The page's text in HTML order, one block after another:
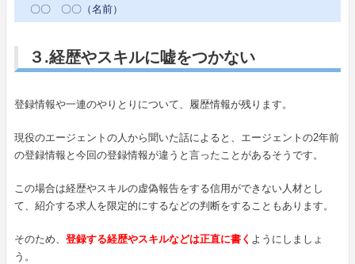
〇〇 〇〇（名前）
３.経歴やスキルに嘘をつかない
登録情報や一連のやりとりについて、履歴情報が残ります。
現役のエージェントの人から聞いた話によると、エージェントの2年前
の登録情報と今回の登録情報が違うと言ったことがあるそうです。
この場合は経歴やスキルの虚偽報告をする信用ができない人材とし
て、紹介する求人を限定的にするなどの判断をすることもあります。
そのため、 登録する経歴やスキルなどは正直に書く ようにしましょ
う。